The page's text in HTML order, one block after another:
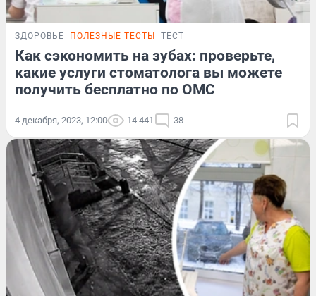
ЗДОРОВЬЕ ПОЛЕЗНЫЕ ТЕСТЫ ТЕСТ
Как сэкономить на зубах: проверьте,
какие услуги стоматолога вы можете
получить бесплатно по ОМС
4 декабря, 2023, 12:00 14 441 38